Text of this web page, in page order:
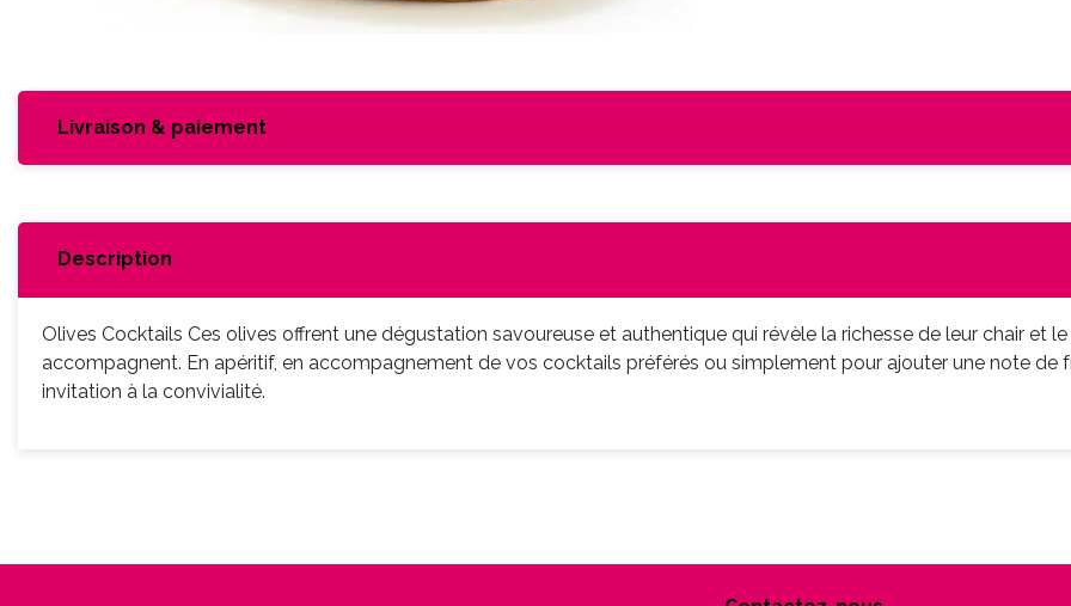
Livraison & paiement
Description
Olives Cocktails Ces olives offrent une dégustation savoureuse et authentique qui révèle la richesse de leur chair et
accompagnent. En apéritif, en accompagnement de vos cocktails préférés ou simplement pour ajouter une note de
invitation à la convivialité.